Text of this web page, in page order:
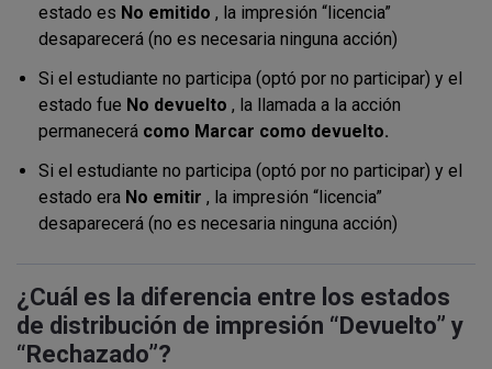
estado es No emitido , la impresión “licencia”
desaparecerá (no es necesaria ninguna acción)
Si el estudiante no participa (optó por no participar) y el
estado fue No devuelto , la llamada a la acción
permanecerá como Marcar como devuelto.
Si el estudiante no participa (optó por no participar) y el
estado era No emitir , la impresión “licencia”
desaparecerá (no es necesaria ninguna acción)
¿Cuál es la diferencia entre los estados
de distribución de impresión “Devuelto” y
“Rechazado”?